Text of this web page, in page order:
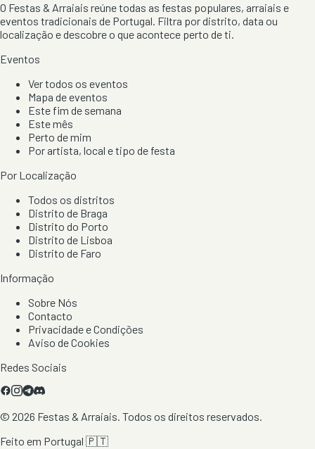
O Festas & Arraiais reúne todas as festas populares, arraiais e
eventos tradicionais de Portugal. Filtra por distrito, data ou
localização e descobre o que acontece perto de ti.
Eventos
Ver todos os eventos
Mapa de eventos
Este fim de semana
Este mês
Perto de mim
Por artista, local e tipo de festa
Por Localização
Todos os distritos
Distrito de Braga
Distrito do Porto
Distrito de Lisboa
Distrito de Faro
Informação
Sobre Nós
Contacto
Privacidade e Condições
Aviso de Cookies
Redes Sociais
© 2026 Festas & Arraiais. Todos os direitos reservados.
Feito em Portugal 🇵🇹